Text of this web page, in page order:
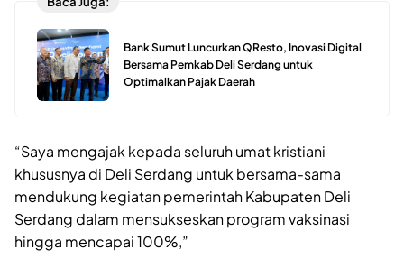
Bank Sumut Luncurkan QResto, Inovasi Digital
Bersama Pemkab Deli Serdang untuk
Optimalkan Pajak Daerah
“Saya mengajak kepada seluruh umat kristiani
khususnya di Deli Serdang untuk bersama-sama
mendukung kegiatan pemerintah Kabupaten Deli
Serdang dalam mensukseskan program vaksinasi
hingga mencapai 100%,”